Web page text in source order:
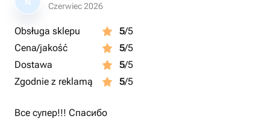
Czerwiec 2026
Obsługa sklepu 5/5
Cena/jakość
5/5
Dostawa
5/5
Zgodnie z reklamą
5/5
Все супер!!! Спасибо